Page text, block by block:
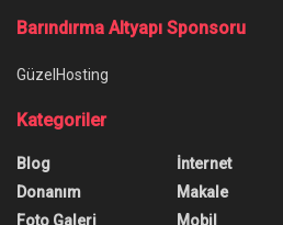
Barındırma Altyapı Sponsoru
GüzelHosting
Kategoriler
Blog
Donanım
Foto Galeri
İnternet
Makale
Mobil